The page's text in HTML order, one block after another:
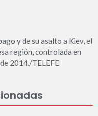
y de su asalto a Kiev, el
región, controlada en
2014./TELEFE